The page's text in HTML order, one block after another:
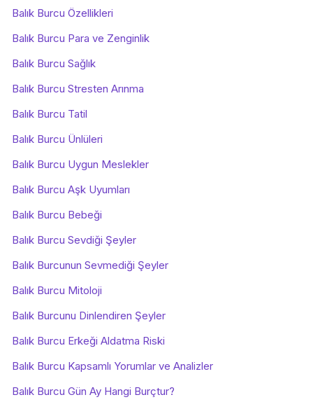
Balık Burcu Özellikleri
Balık Burcu Para ve Zenginlik
Balık Burcu Sağlık
Balık Burcu Stresten Arınma
Balık Burcu Tatil
Balık Burcu Ünlüleri
Balık Burcu Uygun Meslekler
Balık Burcu Aşk Uyumları
Balık Burcu Bebeği
Balık Burcu Sevdiği Şeyler
Balık Burcunun Sevmediği Şeyler
Balık Burcu Mitoloji
Balık Burcunu Dinlendiren Şeyler
Balık Burcu Erkeği Aldatma Riski
Balık Burcu Kapsamlı Yorumlar ve Analizler
Balık Burcu Gün Ay Hangi Burçtur?